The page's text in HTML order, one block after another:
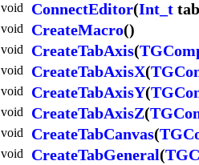
void ConnectEditor(Int_t
void CreateMacro()
void CreateTabAxis(
void CreateTabAxisX(
void CreateTabAxisY(
void CreateTabAxisZ(
void CreateTabCanvas(
void CreateTabGeneral(